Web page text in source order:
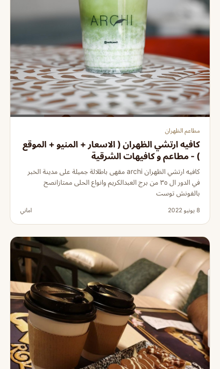
مطاعم الظهران
كافيه ارتشي الظهران ( الاسعار + المنيو + الموقع
) - مطاعم و كافيهات الشرقية
كافيه ارتشي الظهران archi مقهى باطلالة جميلة على مدينة الخبر
في الدور ال ٣٥ من برج العبدالكريم وانواع الحلى ممتازانصح
بالفونش توست
8 يونيو 2022 اماني